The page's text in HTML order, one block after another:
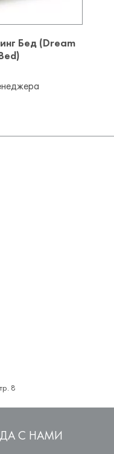
Бед (Dream
8
С НАМИ